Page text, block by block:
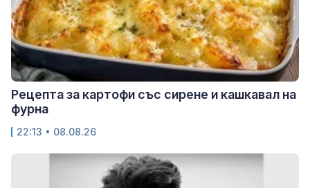
Рецепта за картофи със сирене и кашкавал на
фурна
22:13 • 08.08.26